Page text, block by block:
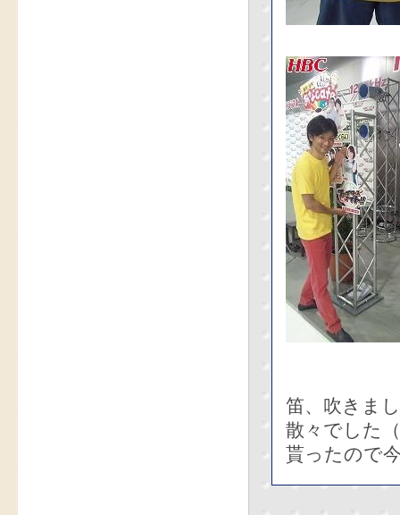
笛、吹きま
散々でした
貰ったので